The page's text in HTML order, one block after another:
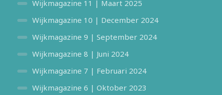
Wijkmagazine 11 | Maart 2025
Wijkmagazine 10 | December 2024
Wijkmagazine 9 | September 2024
Wijkmagazine 8 | Juni 2024
Wijkmagazine 7 | Februari 2024
Wijkmagazine 6 | Oktober 2023